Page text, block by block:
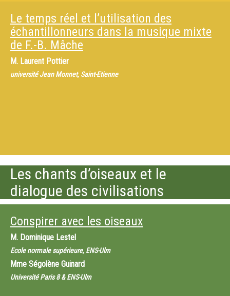
Le temps réel et l’utilisation des
échantillonneurs dans la musique mixte
de F.-B. Mâche
M. Laurent Pottier
université Jean Monnet, Saint-Etienne
Les chants d’oiseaux et le
dialogue des civilisations
Conspirer avec les oiseaux
M. Dominique Lestel
Ecole normale supérieure, ENS-Ulm
Mme Ségolène Guinard
Université Paris 8 & ENS-Ulm